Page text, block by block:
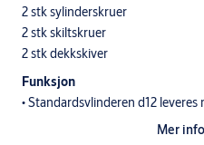
2 stk sylinderskruer
2 stk skiltskruer
2 stk dekkskiver
Funksjon
• Standardsylinderen d12
med doble spisser. Nøkkelen har
Mer